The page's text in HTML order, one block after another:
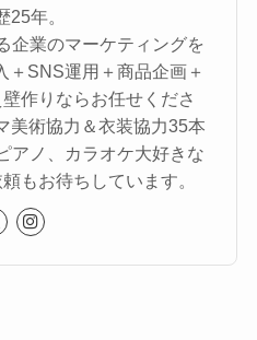
25年。
企業のマーケティングを
＋SNS運用＋商品企画＋
作りならお任せくださ
美術協力＆衣装協力35本
ノ、カラオケ大好きな
もお待ちしています。